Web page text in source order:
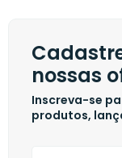
nossas
Inscreva-se
produtos,